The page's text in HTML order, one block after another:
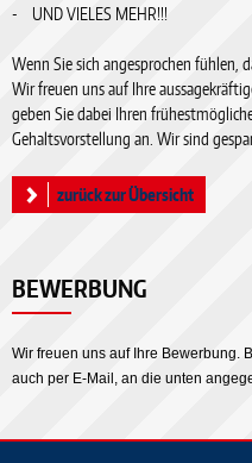
- UND VIELES MEHR!!!
Wenn Sie sich angesprochen fühlen,
Wir freuen uns auf Ihre
geben Sie dabei Ihren
Gehaltsvorstellung an. Wir sind
zurück zur Übersicht
BEWERBUNG
Wir freuen uns auf Ihre Bewerbung.
auch per E-Mail, an die unten